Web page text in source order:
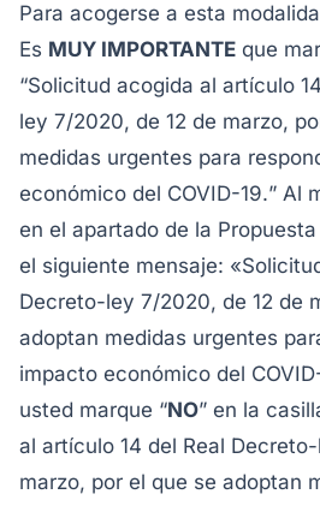
Para acogerse a esta
Es MUY IMPORTANTE que
“Solicitud acogida al artículo
ley 7/2020, de 12 de marzo,
medidas urgentes para
económico del COVID-19.” Al
en el apartado de la
el siguiente mensaje: «
Decreto-ley 7/2020, de 12 de
adoptan medidas urgentes
impacto económico del
usted marque “NO” en la
al artículo 14 del Real
marzo, por el que se adoptan